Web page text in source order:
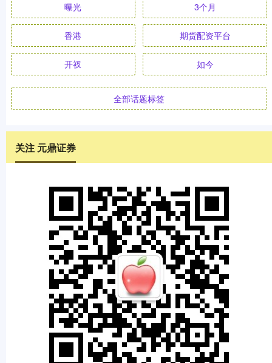
曝光 3个月
香港 期货配资平台
开衩 如今
全部话题标签
关注 元鼎证券